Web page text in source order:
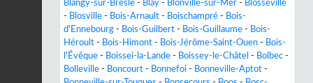
Blangy-sur-Bresle - Blay - Blonville-sur-Mer - Blosseville
- Blosville - Bois-Arnault - Boischampré - Bois-
d'Ennebourg - Bois-Guilbert - Bois-Guillaume - Bois-
Héroult - Bois-Himont - Bois-Jérôme-Saint-Ouen - Bois-
l'Évêque - Boissei-la-Lande - Boissey-le-Châtel - Bolbec -
Bolleville - Boncourt - Bonnefoi - Bonneville-Aptot -